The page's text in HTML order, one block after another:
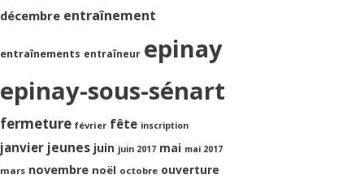
décembre entraînement
entraînements entraîneur epinay
epinay-sous-sénart
fermeture février fête inscription
janvier jeunes juin juin 2017 mai mai 2017
mars novembre noël octobre ouverture